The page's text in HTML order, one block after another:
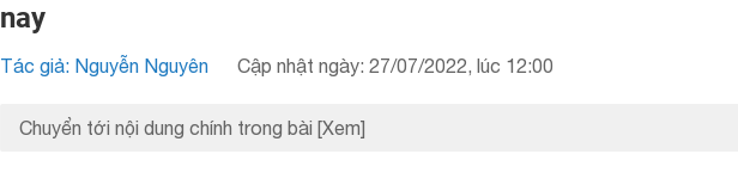
nay
Tác giả: Nguyễn Nguyên Cập nhật ngày: 27/07/2022, lúc 12:00
Chuyển tới nội dung chính trong bài [Xem]